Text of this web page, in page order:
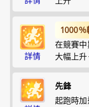
詳情
1000％
在競賽
大幅上
先鋒
起跑時